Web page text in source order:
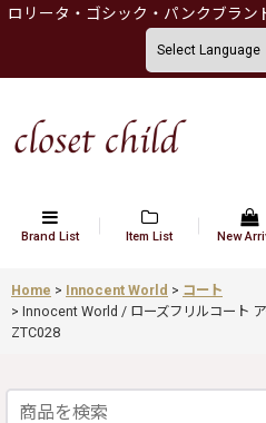
ロリータ・ゴシック・パンクブラン
Brand List Item List New
Home > Innocent World > コート
> Innocent World / ローズフリルコート ア
ZTC028